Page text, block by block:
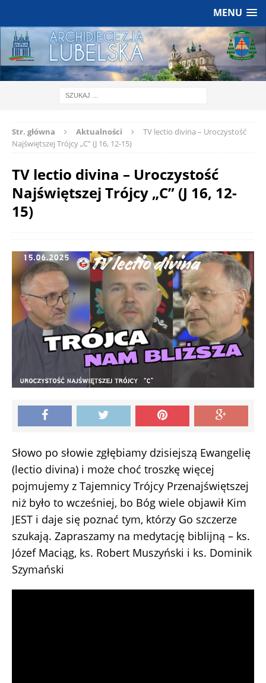
MENU
Str. główna Aktualności
TV lectio divina – Uroczystość
Najświętszej Trójcy „C” (J 16, 12-15)
TV lectio divina – Uroczystość
Najświętszej Trójcy „C” (J 16, 12-
15)
Słowo po słowie zgłębiamy dzisiejszą Ewangelię
(lectio divina) i może choć troszkę więcej
pojmujemy z Tajemnicy Trójcy Przenajświętszej
niż było to wcześniej, bo Bóg wiele objawił Kim
JEST i daje się poznać tym, którzy Go szczerze
szukają. Zapraszamy na medytację biblijną – ks.
Józef Maciąg, ks. Robert Muszyński i ks. Dominik
Szymański